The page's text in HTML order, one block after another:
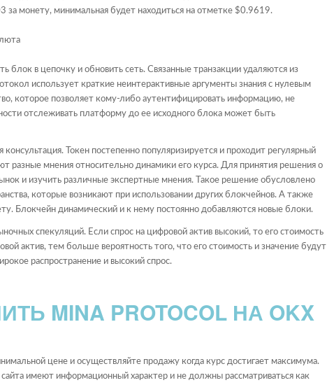
монету, минимальная будет находиться на отметке $0.9619.
в цепочку и обновить сеть. Связанные транзакции удаляются из
использует краткие неинтерактивные аргументы знания с нулевым
которое позволяет кому-либо аутентифицировать информацию, не
отслеживать платформу до ее исходного блока может быть
Токен постепенно популяризируется и проходит регулярный
разные мнения относительно динамики его курса. Для принятия решения о
и изучить различные экспертные мнения. Такое решение обусловлено
которые возникают при использовании других блокчейнов. А также
Блокчейн динамический и к нему постоянно добавляются новые блоки.
спекуляций. Если спрос на цифровой актив высокий, то его стоимость
актив, тем больше вероятность того, что его стоимость и значение будут
распространение и высокий спрос.
MINA PROTOCOL НА OKX
цене и осуществляйте продажу когда курс достигает максимума.
имеют информационный характер и не должны рассматриваться как